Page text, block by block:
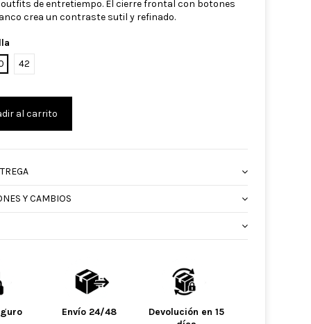
de entretiempo. El cierre frontal con botones
crea un contraste sutil y refinado.
42
al carrito
Y CAMBIOS
Envío 24/48
Devolución en 15